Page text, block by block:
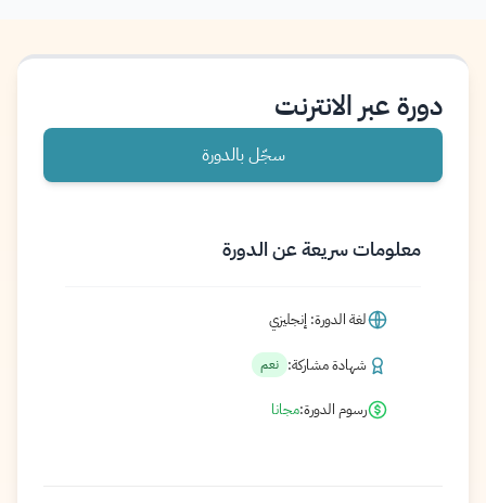
دورة عبر الانترنت
سجّل بالدورة
معلومات سريعة عن الدورة
لغة الدورة: إنجليزي
شهادة مشاركة: نعم
رسوم الدورة:مجانا